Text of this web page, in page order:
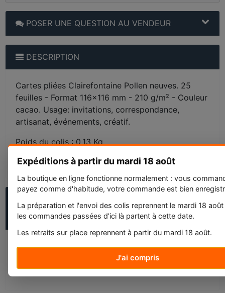
Expéditions à partir du mardi 18 août
La boutique en ligne fonctionne normalement : vous
payez comme d'habitude, votre commande est bien
La préparation et l'envoi des colis reprennent le mardi 18
les commandes passées d'ici là partent à cette date.
Les retraits sur place reprennent à partir du mardi 18 août.
J'ai compris
POSER UNE QUESTION AU VENDEUR
DESCRIPTION
Cartes pliées Clairefontaine Pollen neuves. 25
feuilles - Format 116x116 mm - 210 g/m² - Couleur
cacao. Usage: invitations, correspondance,
artisanat, événements, créatif.
Poids du colis : 0,13 Kg
Etat : Neuf
CLAIREFONTAINE POLLEN CARTES PLIÉES - 25
FEUILLES - 116X116 MM - 210 G/M² CACAO
Chargement de la FAQ...